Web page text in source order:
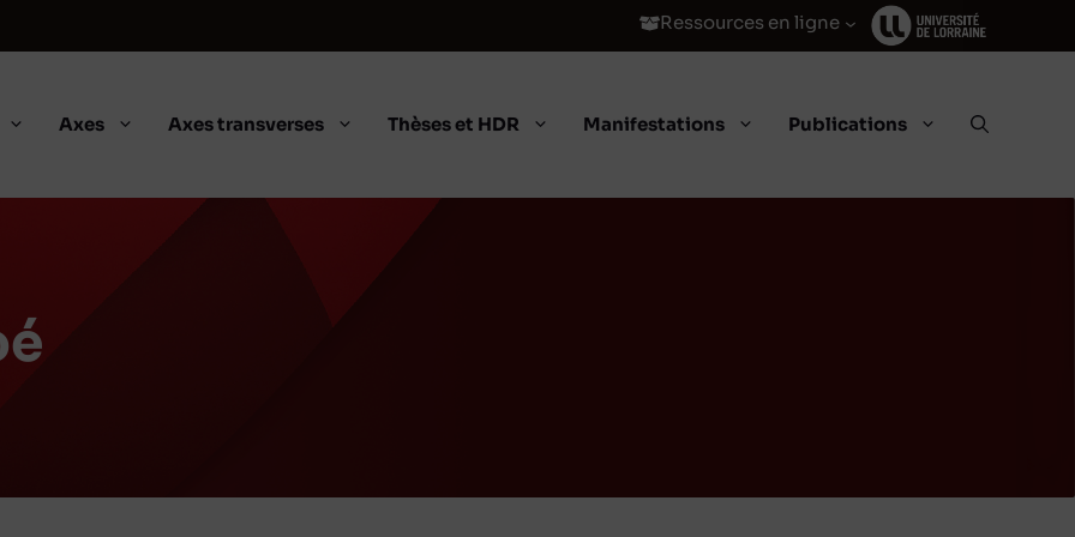
Ressources en ligne
Axes Axes transverses Thèses et HDR Manifestations Publications